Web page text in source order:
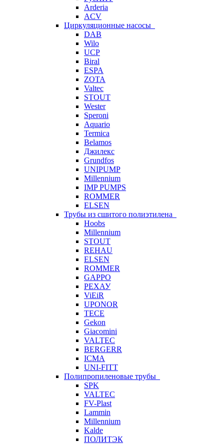
Arderia
ACV
Циркуляционные насосы
DAB
Wilo
UCP
Biral
ESPA
ZOTA
Valtec
STOUT
Wester
Speroni
Aquario
Termica
Belamos
Джилекс
Grundfos
UNIPUMP
Millennium
IMP PUMPS
ROMMER
ELSEN
Трубы из сшитого полиэтилена
Hoobs
Millennium
STOUT
REHAU
ELSEN
ROMMER
GAPPO
РЕХАУ
ViEiR
UPONOR
TECE
Gekon
Giacomini
VALTEC
BERGERR
ICMA
UNI-FITT
Полипропиленовые трубы
SPK
VALTEC
FV-Plast
Lammin
Millennium
Kalde
ПОЛИТЭК